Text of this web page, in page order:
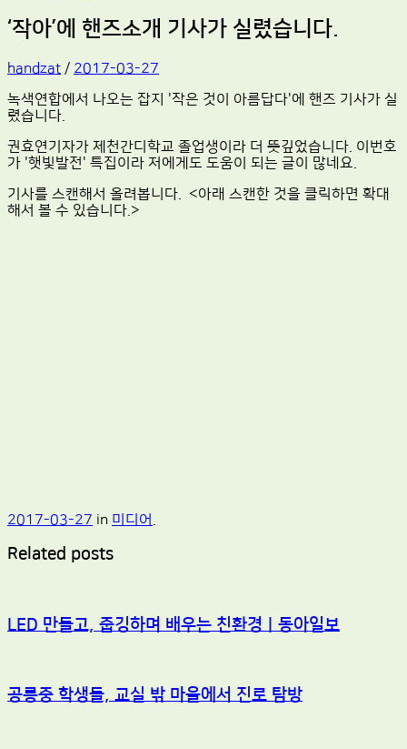
‘작아’에 핸즈소개 기사가 실렸습니다.
handzat / 2017-03-27
녹색연합에서 나오는 잡지 '작은 것이 아름답다'에 핸즈 기사가 실
렸습니다.
권효연기자가 제천간디학교 졸업생이라 더 뜻깊었습니다. 이번호
가 '햇빛발전' 특집이라 저에게도 도움이 되는 글이 많네요.
기사를 스캔해서 올려봅니다. <아래 스캔한 것을 클릭하면 확대
해서 볼 수 있습니다.>
2017-03-27 in 미디어
Related posts
LED 만들고, 줍깅하며 배우는 친환경｜동아일보
공릉중 학생들, 교실 밖 마을에서 진로 탐방